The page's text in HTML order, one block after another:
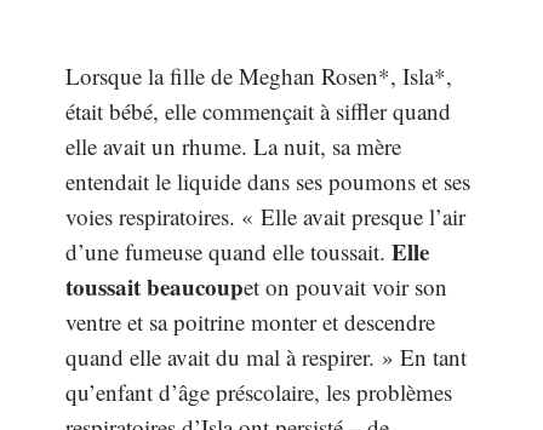
Lorsque la fille de Meghan Rosen*, Isla*,
était bébé, elle commençait à siffler quand
elle avait un rhume. La nuit, sa mère
entendait le liquide dans ses poumons et ses
voies respiratoires. « Elle avait presque l’air
d’une fumeuse quand elle toussait. Elle
toussait beaucoupet on pouvait voir son
ventre et sa poitrine monter et descendre
quand elle avait du mal à respirer. » En tant
qu’enfant d’âge préscolaire, les problèmes